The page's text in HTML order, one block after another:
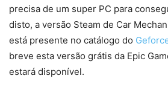
precisa de um super PC para
disto, a versão Steam de Car
está presente no catálogo do
breve esta versão grátis da Epic
estará disponível.